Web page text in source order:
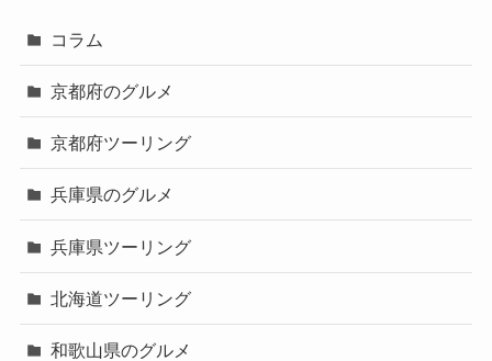
コラム
京都府のグルメ
京都府ツーリング
兵庫県のグルメ
兵庫県ツーリング
北海道ツーリング
和歌山県のグルメ